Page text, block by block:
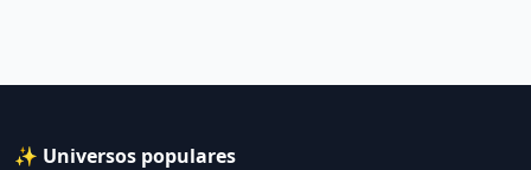
✨ Universos populares